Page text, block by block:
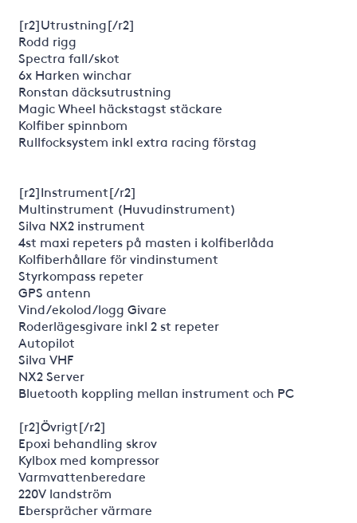
[r2]Utrustning[/r2]
Rodd rigg
Spectra fall/skot
6x Harken winchar
Ronstan däcksutrustning
Magic Wheel häckstagst stäckare
Kolfiber spinnbom
Rullfocksystem inkl extra racing förstag
[r2]Instrument[/r2]
Multinstrument (Huvudinstrument)
Silva NX2 instrument
4st maxi repeters på masten i kolfiberlåda
Kolfiberhållare för vindinstument
Styrkompass repeter
GPS antenn
Vind/ekolod/logg Givare
Roderlägesgivare inkl 2 st repeter
Autopilot
Silva VHF
NX2 Server
Bluetooth koppling mellan instrument och PC
[r2]Övrigt[/r2]
Epoxi behandling skrov
Kylbox med kompressor
Varmvattenberedare
220V landström
Ebersprächer värmare